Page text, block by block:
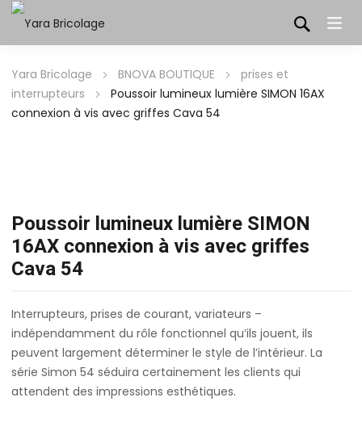
Yara Bricolage BNOVA BOUTIQUE
prises et
interrupteurs
Poussoir lumineux lumière SIMON 16AX
connexion à vis avec griffes Cava 54
Poussoir lumineux lumière SIMON
16AX connexion à vis avec griffes
Cava 54
Interrupteurs, prises de courant, variateurs –
indépendamment du rôle fonctionnel qu’ils jouent, ils
peuvent largement déterminer le style de l’intérieur. La
série Simon 54 séduira certainement les clients qui
attendent des impressions esthétiques.